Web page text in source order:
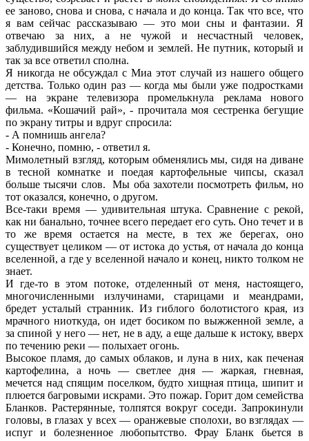
ее заново, снова и снова, с начала и до конца. Так что все, что
я вам сейчас рассказываю — это мои сны и фантазии. Я
отвечаю за них, а не чужой и несчастный человек,
заблудившийся между небом и землей. Не путник, который и
так за все ответил сполна.
Я никогда не обсуждал с Миа этот случай из нашего общего
детства. Только один раз — когда мы были уже подростками
— на экране телевизора промелькнула реклама нового
фильма. «Кошачий рай», - прочитала моя сестренка бегущие
по экрану титры и вдруг спросила:
- А помнишь ангела?
- Конечно, помню, - ответил я.
Мимолетный взгляд, которым обменялись мы, сидя на диване
в тесной комнатке и поедая картофельные чипсы, сказал
больше тысячи слов. Мы оба захотели посмотреть фильм, но
тот оказался, конечно, о другом.
Все-таки время — удивительная штука. Сравнение с рекой,
как ни банально, точнее всего передает его суть. Оно течет и в
то же время остается на месте, в тех же берегах, оно
существует целиком — от истока до устья, от начала до конца
вселенной, а где у вселенной начало и конец, никто толком не
знает.
И где-то в этом потоке, отделенный от меня, настоящего,
многочисленными излучинами, старицами и меандрами,
бредет усталый странник. Из гиблого болотистого края, из
мрачного ниоткуда, он идет босиком по выжженной земле, а
за спиной у него — нет, не в аду, а еще дальше к истоку, вверх
по течению реки — полыхает огонь.
Высокое пламя, до самых облаков, и луна в них, как печеная
картофелина, а ночь — светлее дня — жаркая, гневная,
мечется над спящим поселком, будто хищная птица, шипит и
плюется багровыми искрами. Это пожар. Горит дом семейства
Бланков. Растерянные, толпятся вокруг соседи. Запрокинули
головы, в глазах у всех — оранжевые сполохи, во взглядах —
испуг и болезненное любопытство. Фрау Бланк бьется в